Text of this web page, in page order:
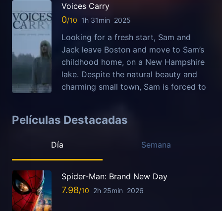
Voices Carry
0 1h 31min 2025
Looking for a fresh start, Sam and
Jack leave Boston and move to Sam’s
childhood home, on a New Hampshire
lake. Despite the natural beauty and
charming small town, Sam is forced to
Películas Destacadas
Día Semana
Spider-Man: Brand New Day
7.98 2h 25min 2026